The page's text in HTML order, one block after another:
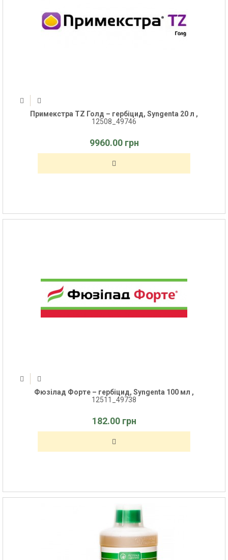
Примекстра TZ Голд – гербіцид, Syngenta 20 л ,
12508_49746
9960.00 грн
Фюзілад Форте – гербіцид, Syngenta 100 мл ,
12511_49738
182.00 грн